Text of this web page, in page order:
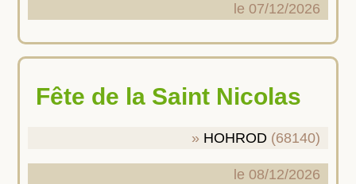
le 07/12/2026
Fête de la Saint Nicolas
HOHROD (68140)
le 08/12/2026